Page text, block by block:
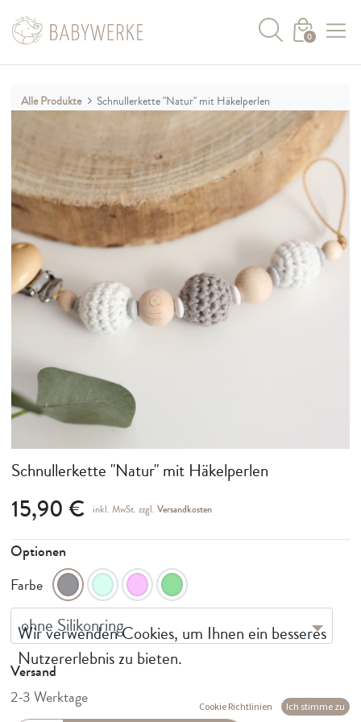
0
Alle Produkte Schnullerkette "Natur" mit Häkelperlen
Schnullerkette "Natur" mit Häkelperlen
15,90 € inkl. MwSt. zzgl. Versandkosten
Optionen
Farbe
Versand
2-3 Werktage
Wir verwenden Cookies, um Ihnen ein besseres
Nutzererlebnis zu bieten.
Cookie Richtlinien Ich stimme zu